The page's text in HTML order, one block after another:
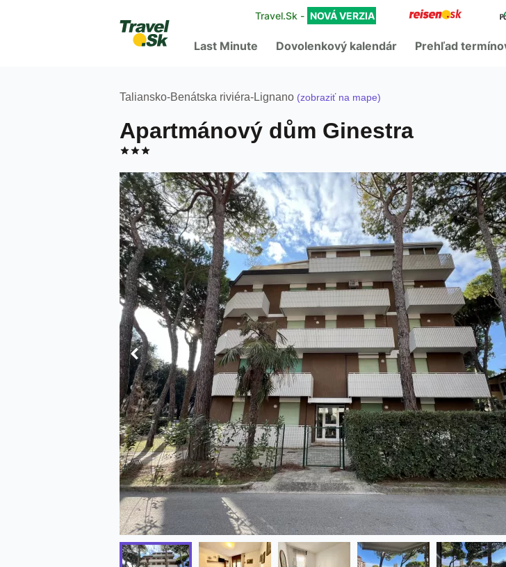
Last Minute Dovolenkový kalendár Prehľad
Travel.Sk - NOVÁ VERZIA
Taliansko-Benátska riviéra-Lignano (zobraziť na mape)
Apartmánový dům Ginestra